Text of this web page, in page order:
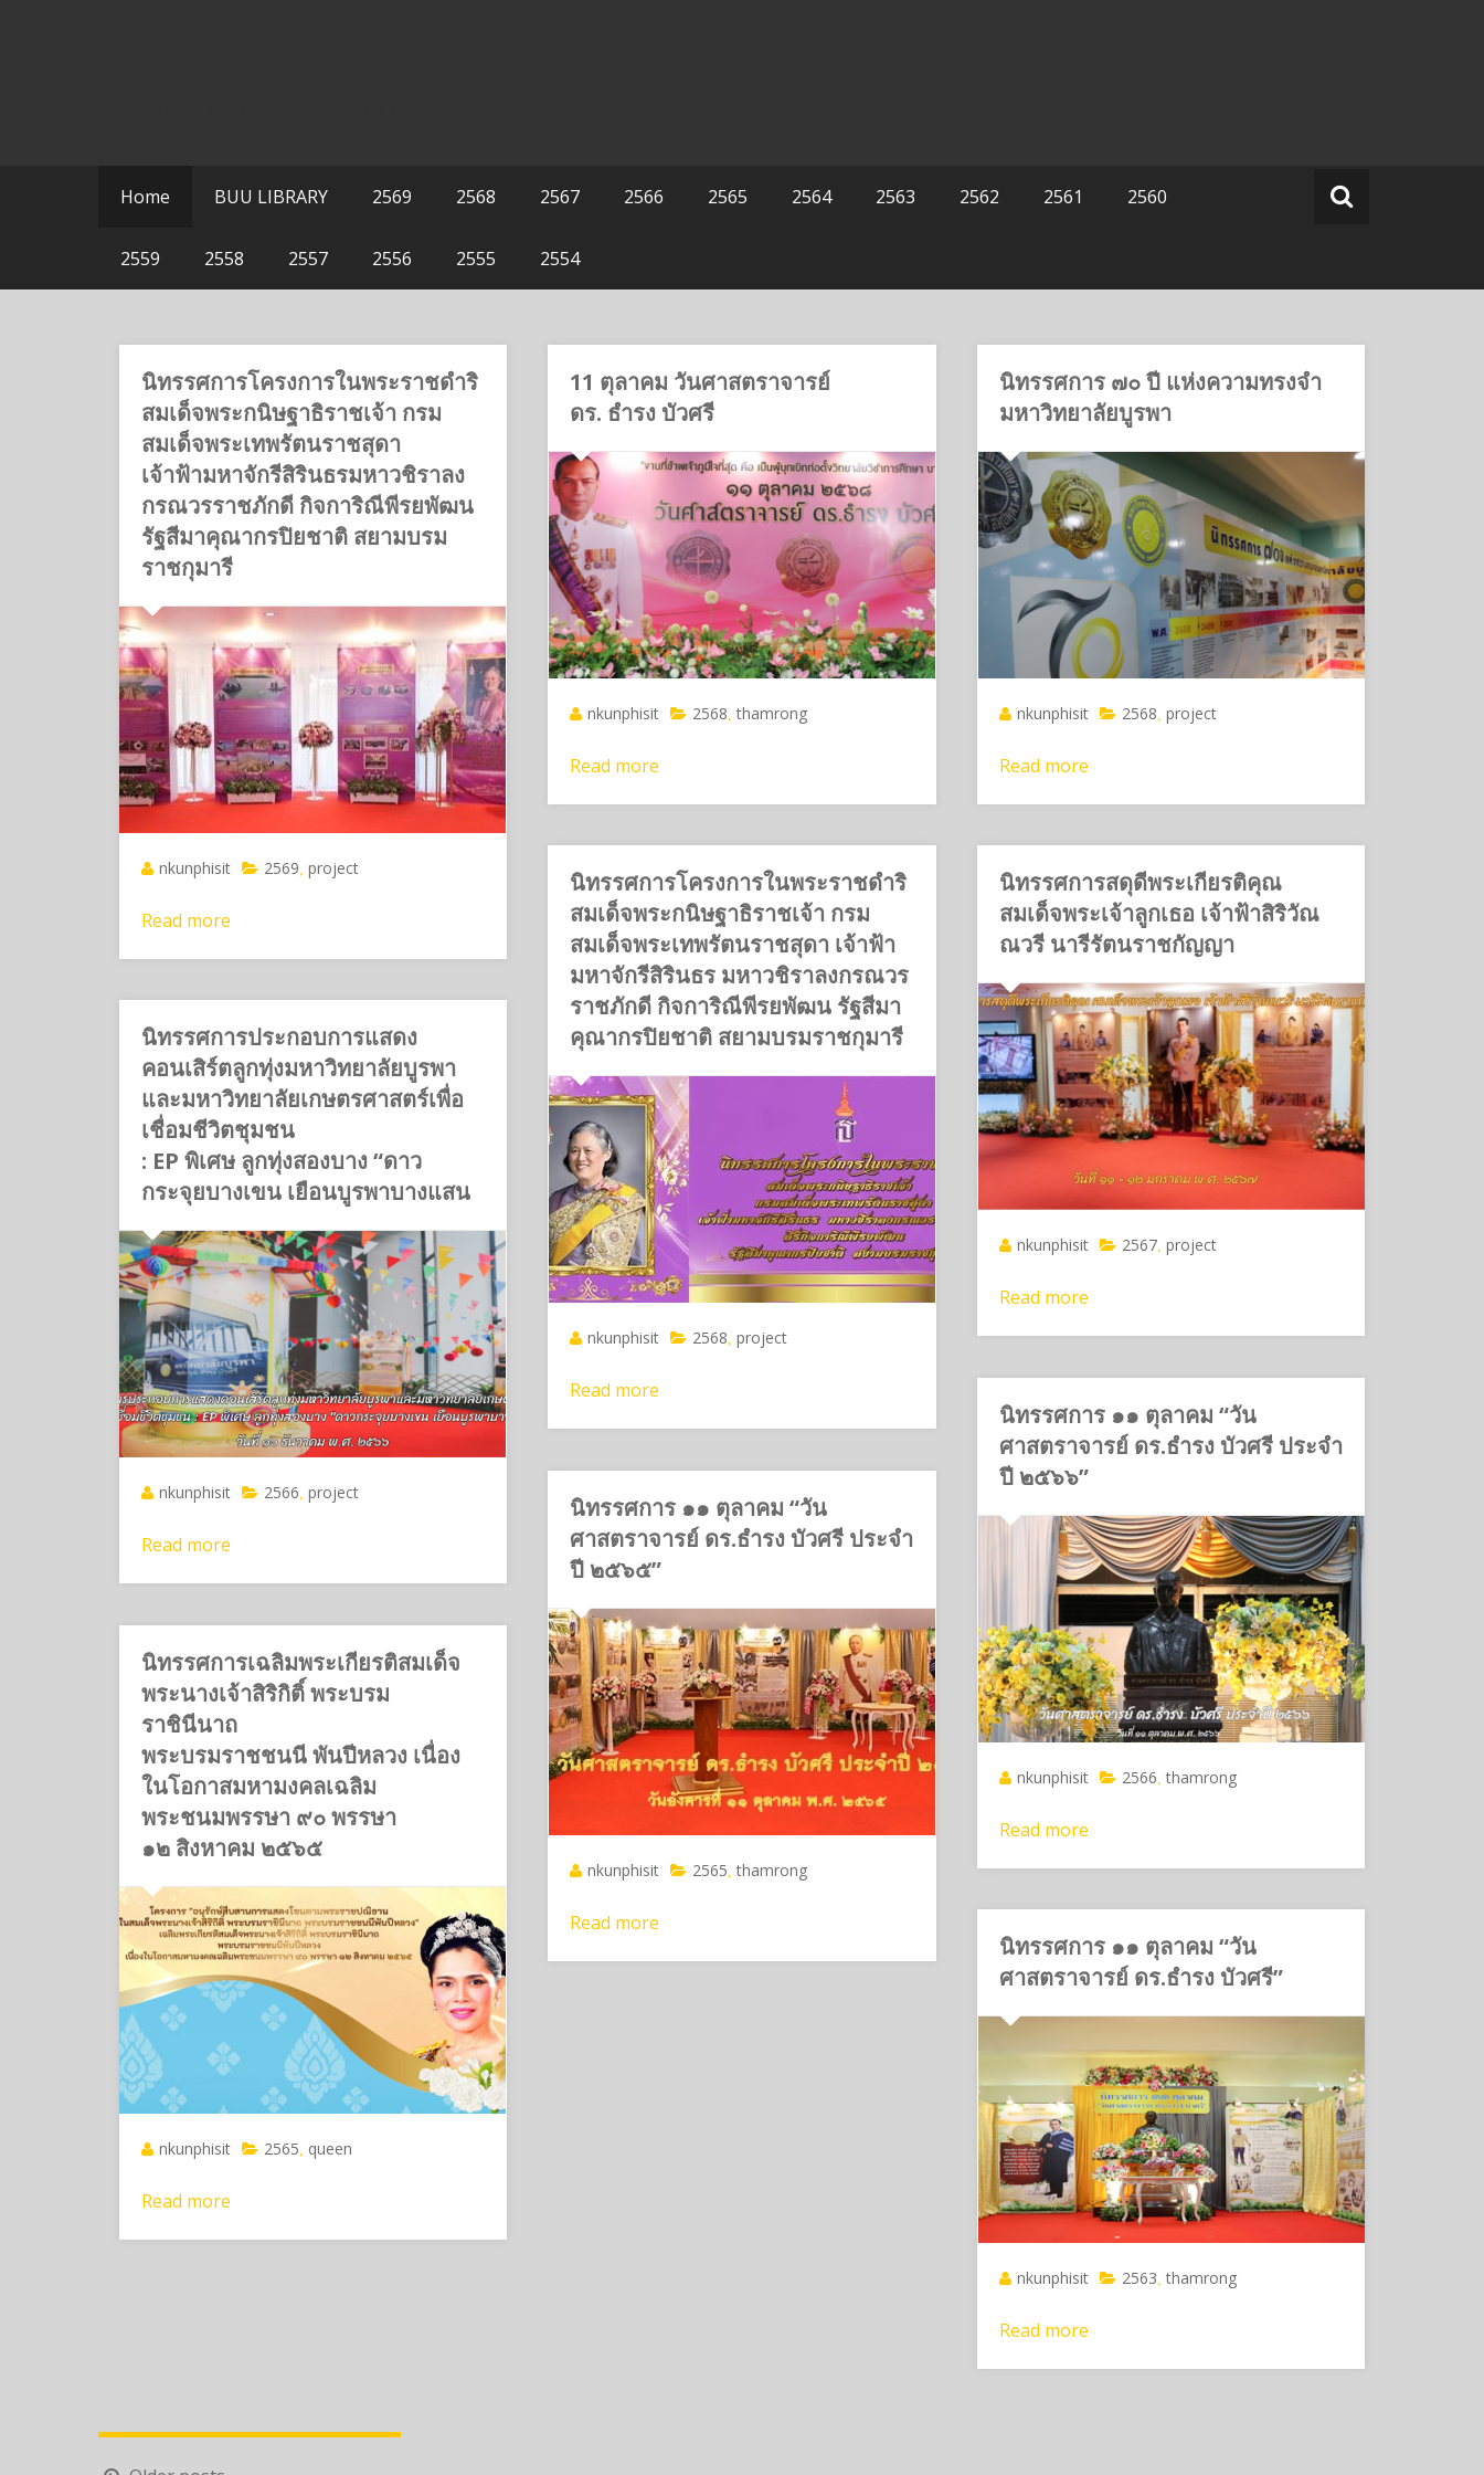
Home BUU LIBRARY 2569 2568 2567 2566 2565 2564 2563 2562 2561 2560
2559 2558 2557 2556 2555 2554
นิทรรศการโครงการในพระราชดำริ
สมเด็จพระกนิษฐาธิราชเจ้า กรม
สมเด็จพระเทพรัตนราชสุดา
เจ้าฟ้ามหาจักรีสิรินธรมหาวชิราลง
กรณวรราชภักดี กิจการิณีพีรยพัฒน
รัฐสีมาคุณากรปิยชาติ สยามบรม
ราชกุมารี
nkunphisit 2569 project
Read more
11 ตุลาคม วันศาสตราจารย์
ดร. ธำรง บัวศรี
nkunphisit 2568 ,thamrong
Read more
นิทรรศการ ๗๐ ปี แห่งความทรงจำ
มหาวิทยาลัยบูรพา
nkunphisit 2568 project
Read more
นิทรรศการโครงการในพระราชดำริ
สมเด็จพระกนิษฐาธิราชเจ้า กรม
สมเด็จพระเทพรัตนราชสุดา เจ้าฟ้า
มหาจักรีสิรินธร มหาวชิราลงกรณวร
ราชภักดี กิจการิณีพีรยพัฒน รัฐสีมา
คุณากรปิยชาติ สยามบรมราชกุมารี
nkunphisit 2568 ,project
Read more
นิทรรศการสดุดีพระเกียรติคุณ
สมเด็จพระเจ้าลูกเธอ เจ้าฟ้าสิริวัณ
ณวรี นารีรัตนราชกัญญา
nkunphisit 2567, project
Read more
นิทรรศการประกอบการแสดง
คอนเสิร์ตลูกทุ่งมหาวิทยาลัยบูรพา
และมหาวิทยาลัยเกษตรศาสตร์เพื่อ
เชื่อมชีวิตชุมชน
: EP พิเศษ ลูกทุ่งสองบาง “ดาว
กระจุยบางเขน เยือนบูรพาบางแสน
nkunphisit 2566 project
Read more
นิทรรศการ ๑๑ ตุลาคม “วัน
ศาสตราจารย์ ดร.ธำรง บัวศรี ประจำ
ปี ๒๕๖๖”
nkunphisit 2566 ,thamrong
Read more
นิทรรศการ ๑๑ ตุลาคม “วัน
ศาสตราจารย์ ดร.ธำรง บัวศรี ประจำ
ปี ๒๕๖๕”
nkunphisit 2565 ,thamrong
Read more
นิทรรศการเฉลิมพระเกียรติสมเด็จ
พระนางเจ้าสิริกิติ์ พระบรม
ราชินีนาถ
พระบรมราชชนนี พันปีหลวง เนื่อง
ในโอกาสมหามงคลเฉลิม
พระชนมพรรษา ๙๐ พรรษา
๑๒ สิงหาคม ๒๕๖๕
nkunphisit 2565 queen
Read more
นิทรรศการ ๑๑ ตุลาคม “วัน
ศาสตราจารย์ ดร.ธำรง บัวศรี”
nkunphisit 2563 ,thamrong
Read more